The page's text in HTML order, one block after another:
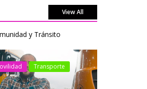
View All
y Tránsito
Transporte